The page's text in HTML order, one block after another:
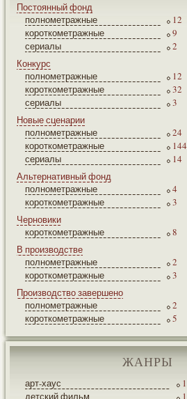
Постоянный фонд
полнометражные
12
короткометражные
9
сериалы
2
Конкурс
полнометражные
12
короткометражные
32
сериалы
3
Новые сценарии
полнометражные
24
короткометражные
144
сериалы
14
Альтернативный фонд
полнометражные
4
короткометражные
3
Черновики
короткометражные
8
В производстве
полнометражные
2
короткометражные
3
Производство завершено
полнометражные
2
короткометражные
5
ЖАНРЫ
арт-хаус
1
детский фильм
1